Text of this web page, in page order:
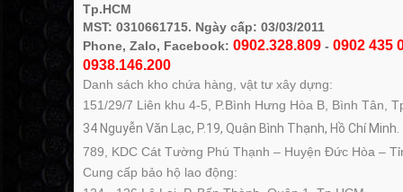
Tp.HCM
MST: 0310661715. Ngày cấp: 03/03/2011
Phone, Zalo, Facebook: 0902.328.809 - 0902 435
0938.146.200
Danh sách kho chứa hàng, vật tư xây dựng:
151/29/7 Liên khu 4-5, P.Bình Hưng Hòa B, Bình Tân,
34 Nguyễn Văn Lạc, P.19, Quận Bình Thạnh, Hồ Chí Minh.
789, KDC Cát Tường Phú Thạnh – Huyện Đức Hòa –
Cung cấp bảo hộ lao động: